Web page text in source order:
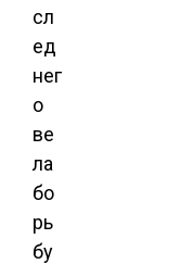
сл
ед
нег
о
ве
ла
бо
рь
бу